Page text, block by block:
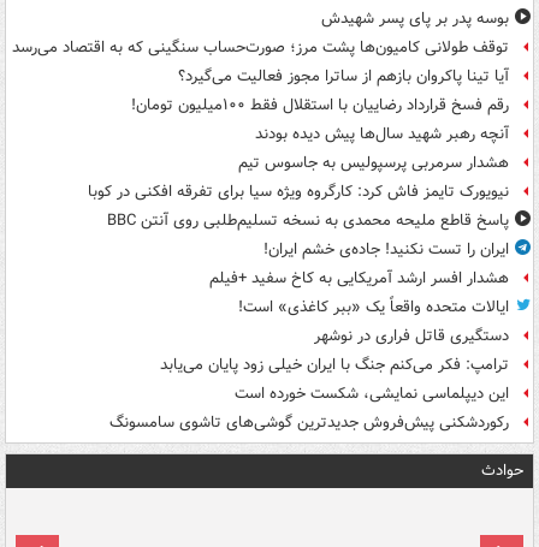
بوسه‌ پدر بر پای پسر شهیدش
توقف طولانی کامیون‌ها پشت مرز؛ صورت‌حساب سنگینی که به اقتصاد می‌رسد
آیا تینا پاکروان بازهم از ساترا مجوز فعالیت می‌گیرد؟
رقم فسخ قرارداد رضاییان با استقلال فقط ۱۰۰میلیون تومان!
آنچه رهبر شهید سال‌ها پیش دیده بودند
هشدار سرمربی پرسپولیس به جاسوس تیم
نیویورک تایمز فاش کرد: کارگروه ویژه سیا برای تفرقه افکنی در کوبا
پاسخ قاطع ملیحه محمدی به نسخه تسلیم‌طلبی روی آنتن BBC
ایران را تست نکنید! جاده‌ی خشم ایران!
هشدار افسر ارشد آمریکایی به کاخ سفید +فیلم
ایالات متحده واقعاً یک «ببر کاغذی» است!
دستگیری قاتل فراری در نوشهر
ترامپ: فکر می‌کنم جنگ با ایران خیلی زود پایان می‌یابد
این دیپلماسی نمایشی، شکست خورده است
رکوردشکنی پیش‌فروش جدیدترین گوشی‌های تاشوی سامسونگ
حوادث